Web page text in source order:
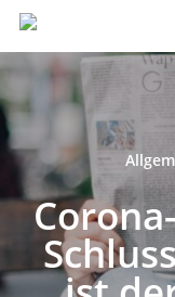
Skip
main
content